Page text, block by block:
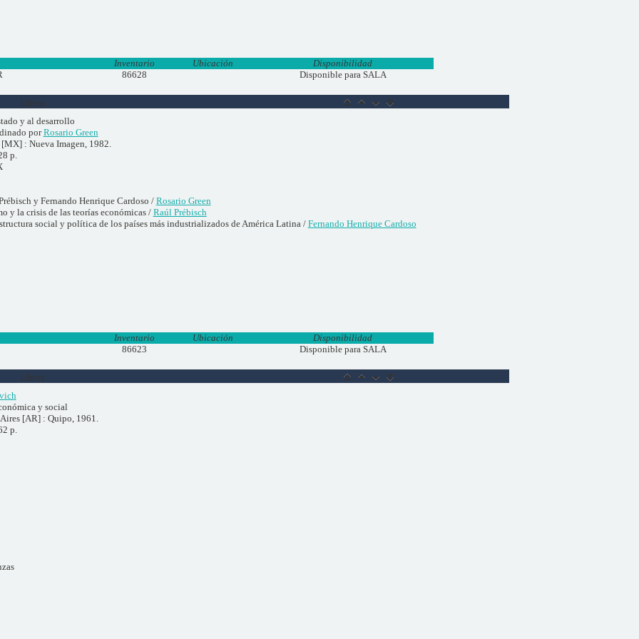
Inventario Ubicación
Disponibilidad
86628 Disponible para SALA
Libros
y al desarrollo
porRosario Green
: Nueva Imagen, 1982.
p.
y Fernando Henrique Cardoso / Rosario Green
y la crisis de las teorías económicas / Raúl Prébisch
social y política de los países más industrializados de América Latina / Fernando Henrique Cardoso
Inventario Ubicación
Disponibilidad
86623
Disponible para SALA
Libros
y social
[AR] : Quipo, 1961.
p.